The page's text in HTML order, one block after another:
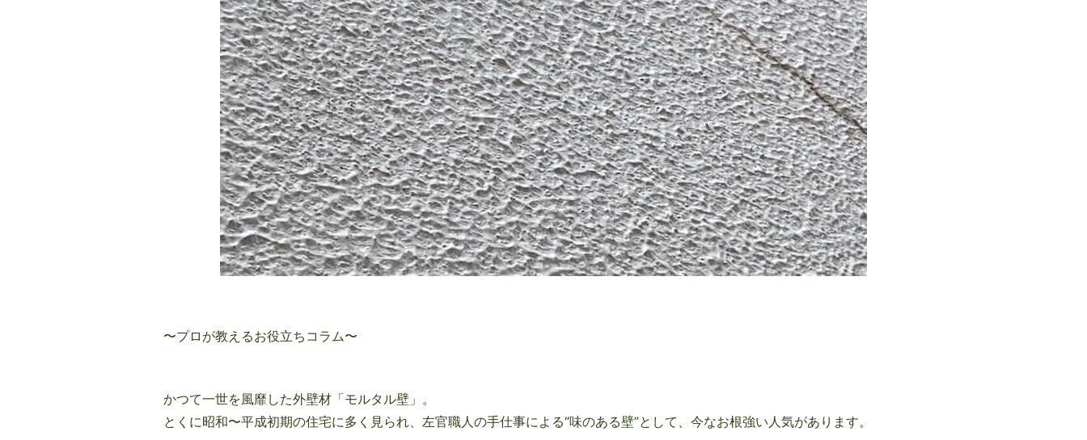
〜プロが教えるお役立ちコラム〜
かつて一世を風靡した外壁材「モルタル壁」。
とくに昭和〜平成初期の住宅に多く見られ、左官職人の手仕事による“味のある壁”として、今なお根強い人気があります。